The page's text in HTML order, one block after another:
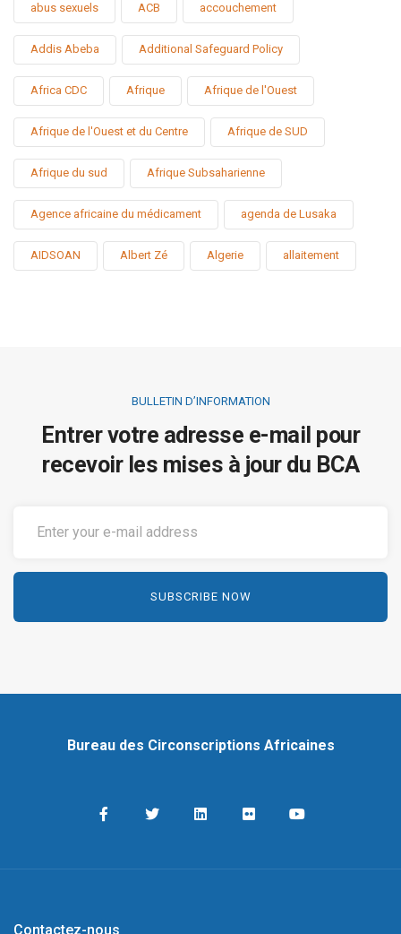
abus sexuels ACB accouchement
Addis Abeba Additional Safeguard Policy
Africa CDC Afrique Afrique de l'Ouest
Afrique de l'Ouest et du Centre Afrique de SUD
Afrique du sud Afrique Subsaharienne
Agence africaine du médicament agenda de Lusaka
AIDSOAN Albert Zé Algerie allaitement
BULLETIN D’INFORMATION
Entrer votre adresse e-mail pour
recevoir les mises à jour du BCA
Bureau des Circonscriptions Africaines
Contactez-nous